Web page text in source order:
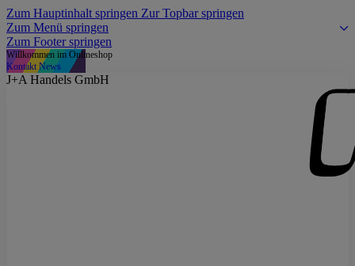
Zum Hauptinhalt springen Zur Topbar springen
Zum Menü springen
Zum Footer springen
Willkommen im Onlineshop
Kontakt News
J+A Handels GmbH